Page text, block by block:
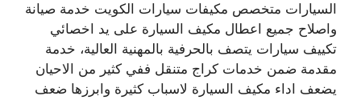
السيارات متخصص مكيفات سيارات الكويت خدمة صيانة
واصلاح جميع اعطال مكيف السيارة على يد اخصائي
تكييف سيارات يتصف بالحرفية بالمهنية العالية، خدمة
مقدمة ضمن خدمات كراج متنقل ففي كثير من الاحيان
يضعف اداء مكيف السيارة لاسباب كثيرة وابرزها ضعف